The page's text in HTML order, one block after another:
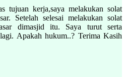
tujuan kerja,saya melakukan solat
Setelah selesai melakukan solat
dimasjid itu. Saya turut serta
Apakah hukum..? Terima Kasih